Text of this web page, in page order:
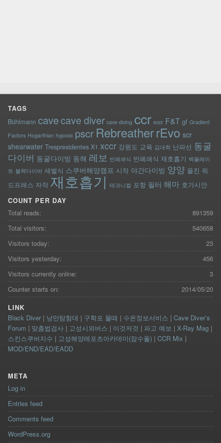
TAGS
Bühlmann cavecave diver cave diving ccr eccr F&T gf Gradient
Factors Hogarthian hypoxic pscr RebreatherrEvo scr
shearwater Trespresidentes X1 xccr 강원도 교육 김대학 난파선 동굴
다이버 동굴다이빙 동해 레보 반폐쇄식 반폐쇄식 재호흡기 백플레이
트 블랙다이버 세벌식 스쿠버해양캠프 시작 야간다이빙 양양 울진 워
드프레스 자작 재호흡기 테크니컬 포항 필터 해마 호가시안
COUNT PER DAY
891359
Total reads:
540658
Total visitors:
23
Visitors today:
456
Visitors yesterday:
3
Visitors currently online:
2014/05/20
Counter starts on:
LINK
Black Diver| 낭만탐험대 | 구학포 물때 | 수온정보서비스 | Cave Diver’s
Forum | 맞춤법검사| 고성시외버스 | 이것저것 | 파고 예보 | X-Ray Mag|
스킨스쿠버지수 | 고성해양레포츠아카데미(잠수풀)| CCR Mix |
MOD/END/EAD/EADD
META
Log in
Entries feed
Comments feed
WordPress.org